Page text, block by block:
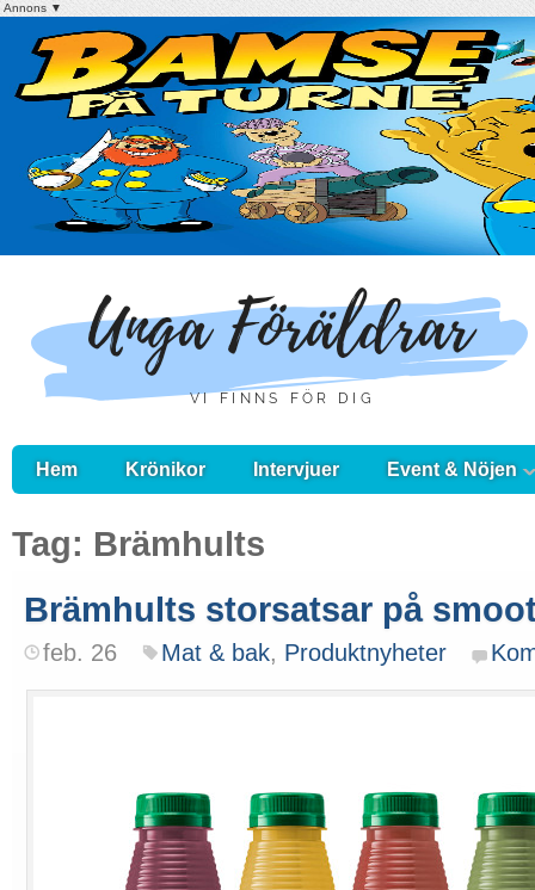
Annons ▼
Hem Krönikor Intervjuer Event & Nöjen
Tag: Brämhults
Brämhults storsatsar på
feb. 26 Mat & bak, Produktnyheter